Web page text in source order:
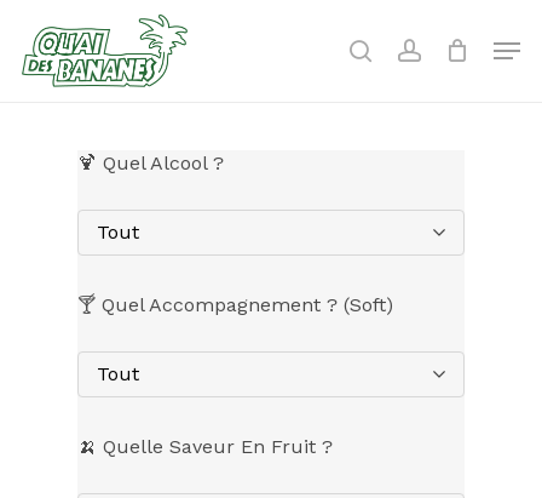
main
content
searchaccount
🍹 Quel Alcool ?
Tout
🍸 Quel Accompagnement ? (Soft)
Tout
🍌 Quelle Saveur En Fruit ?